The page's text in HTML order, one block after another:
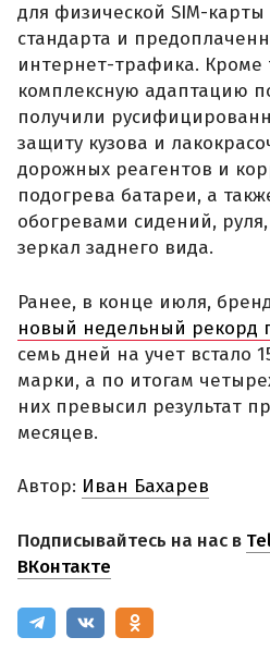
для физической SIM-карты
стандарта и
интернет-трафика. Кроме
комплексную адаптацию
получили
защиту кузова и
дорожных реагентов и
подогрева батареи, а
обогревами сидений,
зеркал заднего вида.
Ранее, в конце июля,
новый недельный рекорд
семь дней на учет встало
марки, а по итогам
них превысил результат
месяцев.
Автор: Иван Бахарев
Подписывайтесь на нас в
ВКонтакте